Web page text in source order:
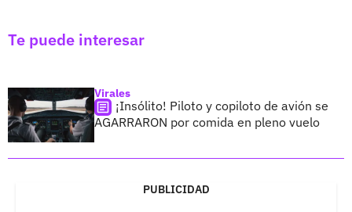
Te puede interesar
Virales
¡Insólito! Piloto y copiloto de avión se
AGARRARON por comida en pleno vuelo
PUBLICIDAD